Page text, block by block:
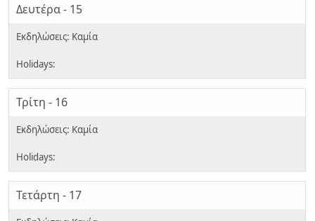
Δευτέρα - 15
Τρίτη - 16
Τετάρτη - 17